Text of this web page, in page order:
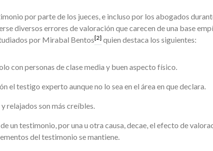
por parte de los jueces, e incluso por los abogados
diversos errores de valoración que carecen de una base
por Mirabal Bentos[2] quien destaca los siguientes:
con personas de clase media y buen aspecto físico.
el testigo experto aunque no lo sea en el área en que declara.
relajados son más creíbles.
un testimonio, por una u otra causa, decae, el efecto de
del testimonio se mantiene.